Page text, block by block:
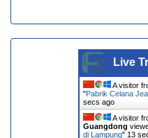
Live
A visitor
"Pabrik Celana
secs ago
A visitor
Guangdong
di Lampung" 14